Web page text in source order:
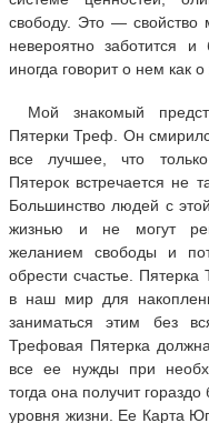
свободу. Это —
невероятно заботится
иногда говорит о нем как
Мой знакомый
Пятерки Треф. Он
все лучшее, что
Пятерок встречается не
Большинство людей с
жизнью и не могут
желанием свободы и
обрести счастье.
в наш мир для
заниматься этим без
Трефовая Пятерка
все ее нужды при
тогда она получит
уровня жизни. Ее Карта